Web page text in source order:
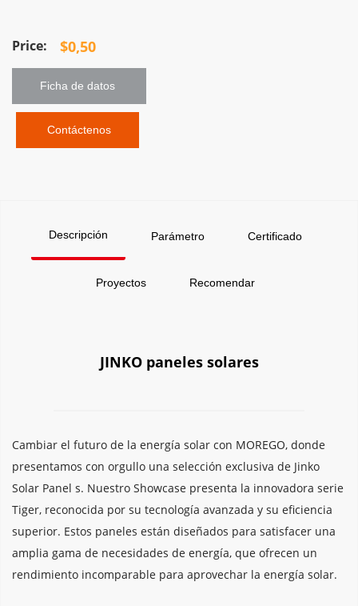
$0,50
Ficha de datos
Contáctenos
Descripción Parámetro Certificado
Proyectos Recomendar
JINKO paneles solares
Cambiar el futuro de la energía solar con MOREGO, donde
presentamos con orgullo una selección exclusiva de Jinko
Solar Panel s. Nuestro Showcase presenta la innovadora serie
Tiger, reconocida por su tecnología avanzada y su eficiencia
superior. Estos paneles están diseñados para satisfacer una
amplia gama de necesidades de energía, que ofrecen un
rendimiento incomparable para aprovechar la energía solar.